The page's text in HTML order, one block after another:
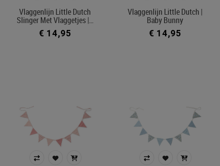
Vlaggenlijn Little Dutch
Slinger Met Vlaggetjes |…
€ 14,95
Vlaggenlijn Little Dutch |
Baby Bunny
€ 14,95